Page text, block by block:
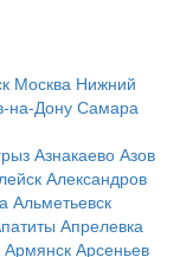
Москва Нижний
на-Дону Самара
Азнакаево Азов
Александров
Альметьевск
Апрелевка
Армянск Арсеньев